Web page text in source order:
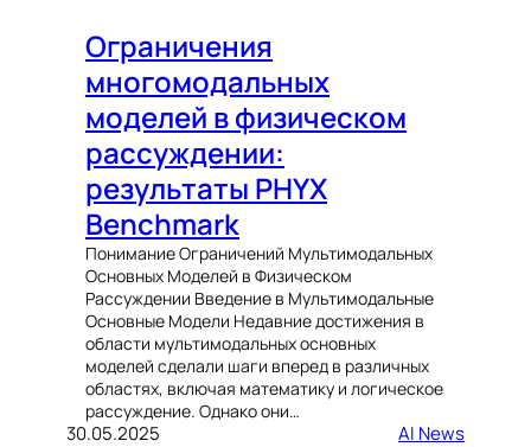
Ограничения
многомодальных
моделей в физическом
рассуждении:
результаты PHYX
Benchmark
Понимание Ограничений Мультимодальных
Основных Моделей в Физическом
Рассуждении Введение в Мультимодальные
Основные Модели Недавние достижения в
области мультимодальных основных
моделей сделали шаги вперед в различных
областях, включая математику и логическое
рассуждение. Однако они…
30.05.2025 AI News